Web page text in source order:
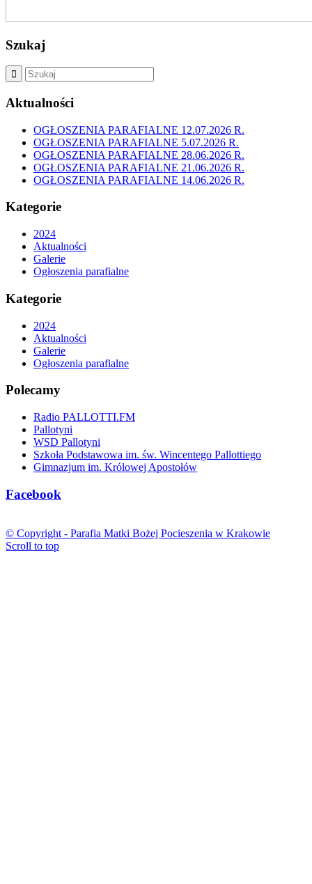
Szukaj
Aktualności
OGŁOSZENIA PARAFIALNE 12.07.2026 R.
OGŁOSZENIA PARAFIALNE 5.07.2026 R.
OGŁOSZENIA PARAFIALNE 28.06.2026 R.
OGŁOSZENIA PARAFIALNE 21.06.2026 R.
OGŁOSZENIA PARAFIALNE 14.06.2026 R.
Kategorie
2024
Aktualności
Galerie
Ogłoszenia parafialne
Kategorie
2024
Aktualności
Galerie
Ogłoszenia parafialne
Polecamy
Radio PALLOTTI.FM
Pallotyni
WSD Pallotyni
Szkoła Podstawowa im. św. Wincentego Pallottiego
Gimnazjum im. Królowej Apostołów
Facebook
© Copyright - Parafia Matki Bożej Pocieszenia w Krakowie
Scroll to top